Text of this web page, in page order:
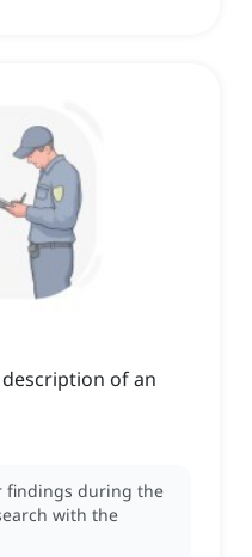
of an
findings during the
with the